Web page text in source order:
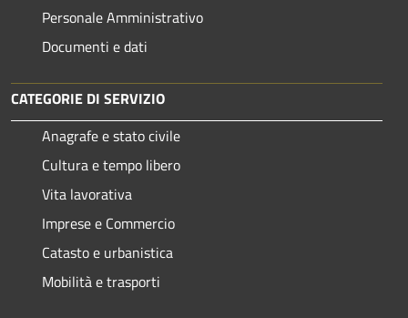
Personale Amministrativo
Documenti e dati
CATEGORIE DI SERVIZIO
Anagrafe e stato civile
Cultura e tempo libero
Vita lavorativa
Imprese e Commercio
Catasto e urbanistica
Mobilità e trasporti